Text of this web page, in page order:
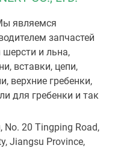
являемся
запчастей
и льна,
вставки, цепи,
верхние гребенки,
для гребенки и так
No. 20 Tingping Road,
Jiangsu Province,